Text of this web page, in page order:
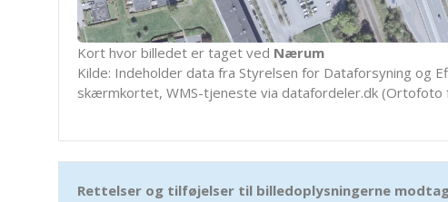
Kort hvor billedet er taget ved Nærum
Kilde: Indeholder data fra Styrelsen for Dataforsyning og
skærmkortet, WMS-tjeneste via datafordeler.dk (Ortofoto
Rettelser og tilføjelser til billedoplysningerne